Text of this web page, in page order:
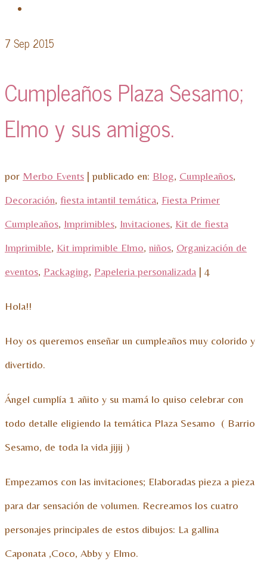
7 Sep 2015
Cumpleaños Plaza Sesamo;
Elmo y sus amigos.
por Merbo Events | publicado en: Blog, Cumpleaños,
Decoración, fiesta intantil temática, Fiesta Primer
Cumpleaños, Imprimibles, Invitaciones, Kit de fiesta
Imprimible, Kit imprimible Elmo, niños, Organización de
eventos, Packaging, Papeleria personalizada | 4
Hola!!
Hoy os queremos enseñar un cumpleaños muy colorido y
divertido.
Ángel cumplía 1 añito y su mamá lo quiso celebrar con
todo detalle eligiendo la temática Plaza Sesamo ( Barrio
Sesamo, de toda la vida jijij )
Empezamos con las invitaciones; Elaboradas pieza a pieza
para dar sensación de volumen. Recreamos los cuatro
personajes principales de estos dibujos: La gallina
Caponata ,Coco, Abby y Elmo.